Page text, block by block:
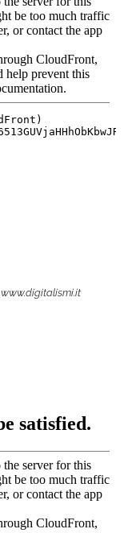
www.digitalismi.it